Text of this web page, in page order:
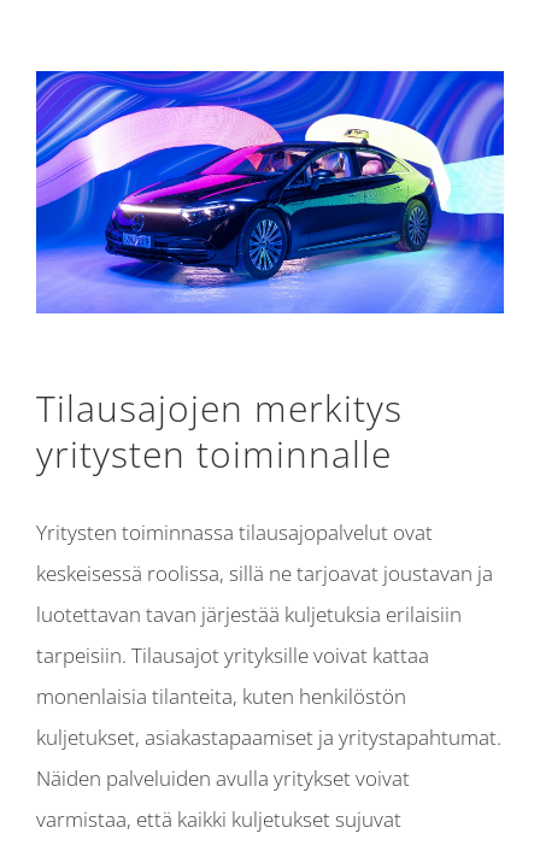
Tilausajojen merkitys
yritysten toiminnalle
Yritysten toiminnassa tilausajopalvelut ovat
keskeisessä roolissa, sillä ne tarjoavat joustavan ja
luotettavan tavan järjestää kuljetuksia erilaisiin
tarpeisiin. Tilausajot yrityksille voivat kattaa
monenlaisia tilanteita, kuten henkilöstön
kuljetukset, asiakastapaamiset ja yritystapahtumat.
Näiden palveluiden avulla yritykset voivat
varmistaa, että kaikki kuljetukset sujuvat